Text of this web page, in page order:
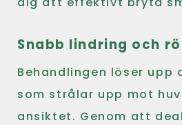
Snabb lindring och
Behandlingen löser upp
som strålar upp mot
ansiktet. Genom att